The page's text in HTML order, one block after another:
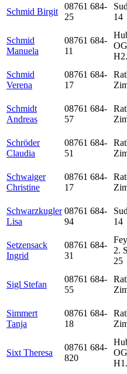
Schmid Birgit
08761 684-
25
14
Schmid
Manuela
08761 684-
11
Schmid
Verena
08761 684-
17
Schmidt
Andreas
08761 684-
57
Schröder
Claudia
08761 684-
51
Schwaiger
Christine
08761 684-
17
Schwarzkugler
Lisa
08761 684-
94
14
Setzensack
Ingrid
08761 684-
31
2.
25
Sigl Stefan
08761 684-
55
Simmert
Tanja
08761 684-
18
Sixt Theresa
08761 684-
820